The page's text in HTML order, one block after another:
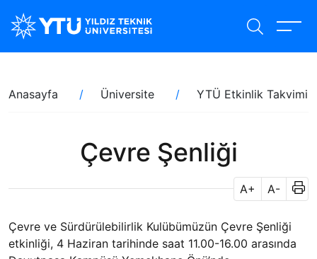
içeriğe
Sayfa
yolu
Anasayfa Üniversite YTÜ Etkinlik Takvimi
Çevre Şenliği
A+ A-
Çevre ve Sürdürülebilirlik Kulübümüzün Çevre Şenliği
etkinliği, 4 Haziran tarihinde saat 11.00-16.00 arasında